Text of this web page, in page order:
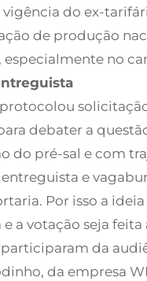
do ex-
de produção
especialmente no
debater a
do pré-sal e com
e
Por isso a
e a votação seja
da
da empresa